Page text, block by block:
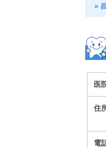
»
医
住
電